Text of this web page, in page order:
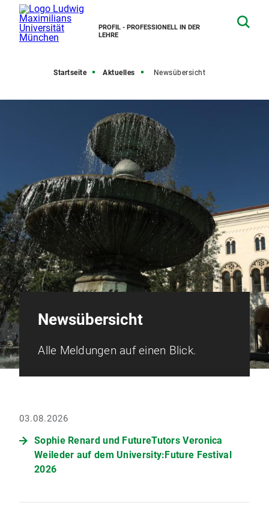
PROFIL - PROFESSIONELL IN DER
LEHRE
Startseite Aktuelles Newsübersicht
Newsübersicht
Alle Meldungen auf einen Blick.
03.08.2026
Sophie Renard und FutureTutors Veronica
Weileder auf dem University:Future Festival
2026